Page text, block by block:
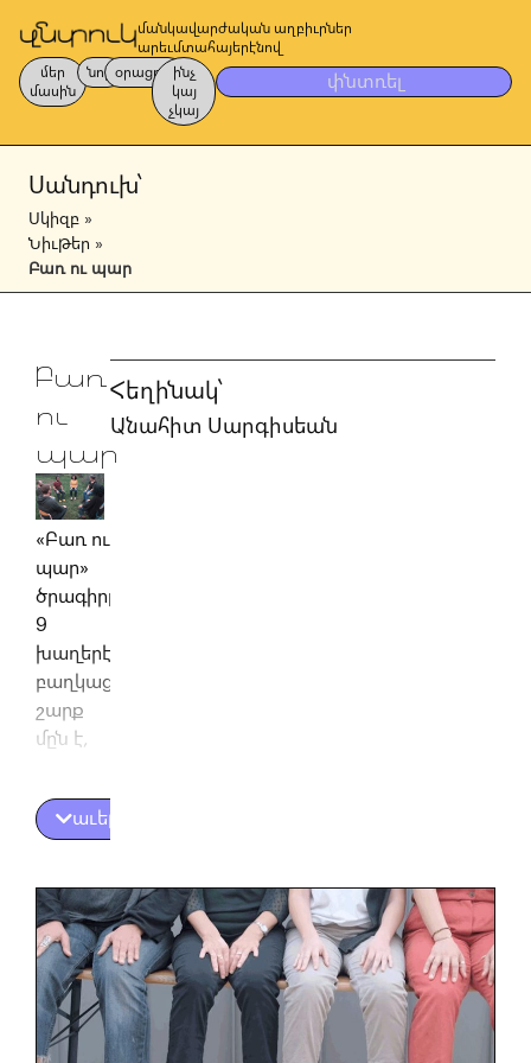
մանկավարժական աղբիւրներ
արեւմտահայերէնով
մեր
մասին
նոր օրացոյց
ինչ
կայ
չկայ
փնտռել
Սանդուխ՝
Սկիզբ »
Նիւթեր »
Բառ ու պար
Բառ
ու
պար
«Բառ ու
պար»
ծրագիրը
9
խաղերէ
բաղկացած
շարք
մըն է,
խաղերը
ներկայացուած
միջոցաւ։
Շարքը
ներշնչուած
եւ
քաղուած
է
աւելին
Հեղինակ՝
Անահիտ Սարգիսեան